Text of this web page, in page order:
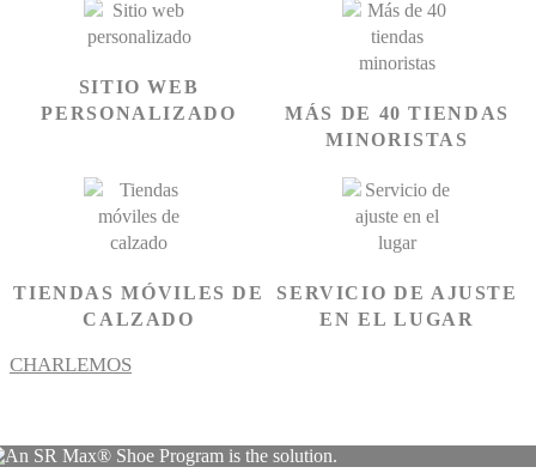
SITIO WEB
PERSONALIZADO
MÁS DE 40 TIENDAS
MINORISTAS
TIENDAS MÓVILES DE
CALZADO
SERVICIO DE AJUSTE
EN EL LUGAR
CHARLEMOS